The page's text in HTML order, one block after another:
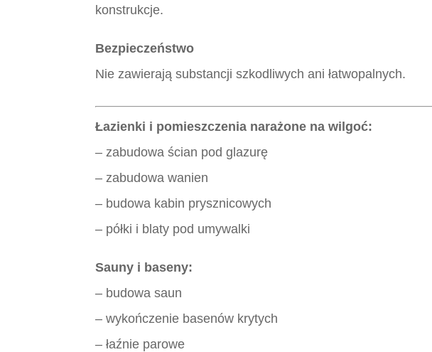
konstrukcje.
Bezpieczeństwo
Nie zawierają substancji szkodliwych ani łatwopalnych.
Łazienki i pomieszczenia narażone na wilgoć:
– zabudowa ścian pod glazurę
– zabudowa wanien
– budowa kabin prysznicowych
– półki i blaty pod umywalki
Sauny i baseny:
– budowa saun
– wykończenie basenów krytych
– łaźnie parowe